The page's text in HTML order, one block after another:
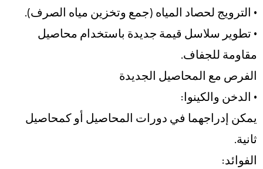
• الترويج لحصاد المياه (جمع وتخزين مياه الصرف).
• تطوير سلاسل قيمة جديدة باستخدام محاصيل
مقاومة للجفاف.
الفرص مع المحاصيل الجديدة
• الدخن والكينوا:
يمكن إدراجهما في دورات المحاصيل أو كمحاصيل
ثانية.
الفوائد: